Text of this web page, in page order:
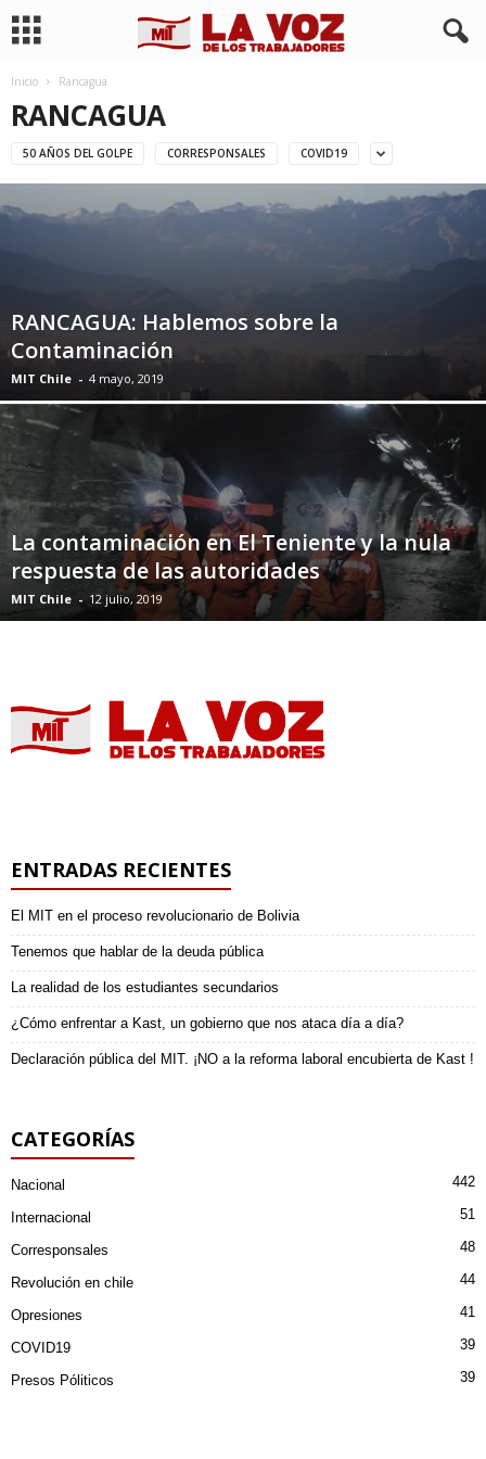
Inicio Rancagua
RANCAGUA
50 AÑOS DEL GOLPE CORRESPONSALES COVID19
RANCAGUA: Hablemos sobre la
Contaminación
MIT Chile - 4 mayo, 2019
La contaminación en El Teniente y la nula
respuesta de las autoridades
MIT Chile - 12 julio, 2019
ENTRADAS RECIENTES
El MIT en el proceso revolucionario de Bolivia
Tenemos que hablar de la deuda pública
La realidad de los estudiantes secundarios
¿Cómo enfrentar a Kast, un gobierno que nos ataca día a día?
Declaración pública del MIT. ¡NO a la reforma laboral encubierta de Kast !
CATEGORÍAS
Nacional 442
Internacional 51
Corresponsales 48
Revolución en chile 44
Opresiones 41
COVID19 39
Presos Póliticos 39